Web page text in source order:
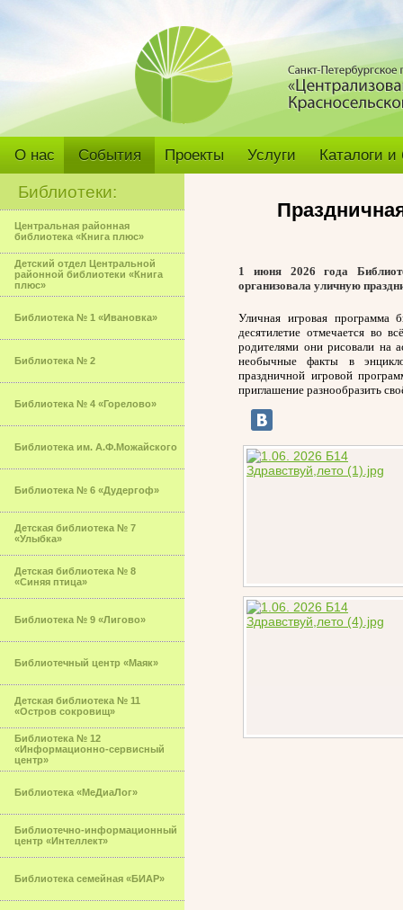
О нас События Проекты Услуги Каталоги
Библиотеки:
Центральная районная
библиотека «Книга плюс»
Детский отдел Центральной
районной библиотеки «Книга
плюс»
Библиотека № 1 «Ивановка»
Библиотека № 2
Библиотека № 4 «Горелово»
Библиотека им. А.Ф.Можайского
Библиотека № 6 «Дудергоф»
Детская библиотека № 7
«Улыбка»
Детская библиотека № 8
«Синяя птица»
Библиотека № 9 «Лигово»
Библиотечный центр «Маяк»
Детская библиотека № 11
«Остров сокровищ»
Библиотека № 12
«Информационно-сервисный
центр»
Библиотека «МеДиаЛог»
Библиотечно-информационный
центр «Интеллект»
Библиотека семейная «БИАР»
1 июня 2026 года
организовала уличную
Уличная игровая
десятилетие отмечается во
родителями они рисовали на
необычные факты в
праздничной игровой
приглашение разнообразить